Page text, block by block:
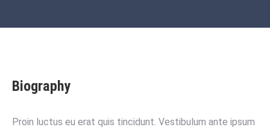
Biography
Proin luctus eu erat quis tincidunt. Vestibulum ante ipsum